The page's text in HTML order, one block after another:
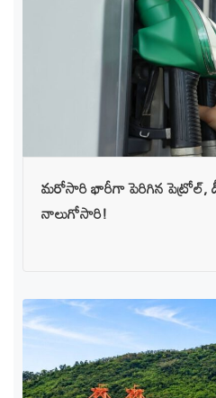
మరోసారి భారీగా పెరిగిన పెట్రోల్,
నాలుగోసారి!